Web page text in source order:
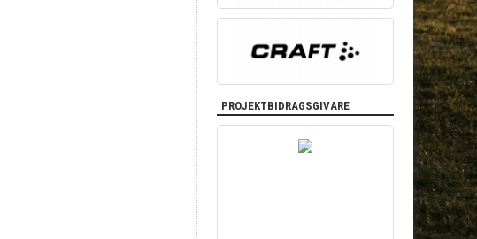
PROJEKTBIDRAGSGIVARE